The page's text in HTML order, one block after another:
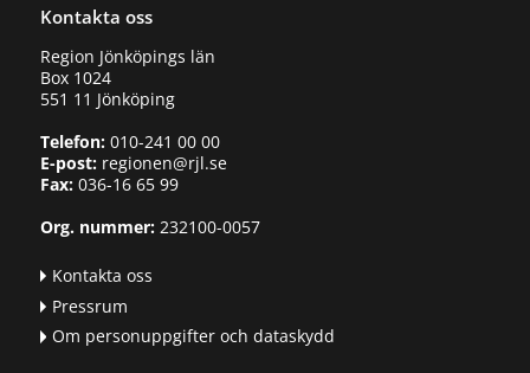
Kontakta oss
Region Jönköpings län
Box 1024
551 11 Jönköping
Telefon:010-241 00 00
E-post:regionen@rjl.se
Fax: 036-16 65 99
Org. nummer:232100-0057
Kontakta oss
Pressrum
Om personuppgifter och dataskydd